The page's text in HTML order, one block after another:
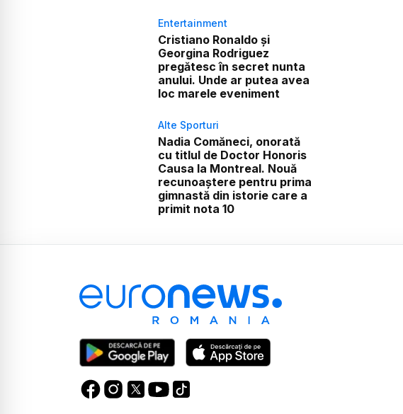
Entertainment
Cristiano Ronaldo și
Georgina Rodriguez
pregătesc în secret nunta
anului. Unde ar putea avea
loc marele eveniment
Alte Sporturi
Nadia Comăneci, onorată
cu titlul de Doctor Honoris
Causa la Montreal. Nouă
recunoaștere pentru prima
gimnastă din istorie care a
primit nota 10